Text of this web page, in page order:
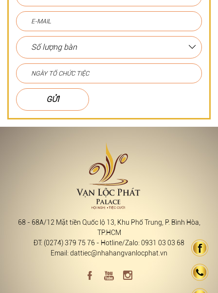
GỬI
68 - 68A/12 Mặt tiền Quốc lộ 13, Khu Phố Trung, P. Bình Hòa,
TP.HCM
ĐT: (0274) 379 75 76 - Hotline/Zalo: 0931 03 03 68
Email: dattiec@nhahangvanlocphat.vn